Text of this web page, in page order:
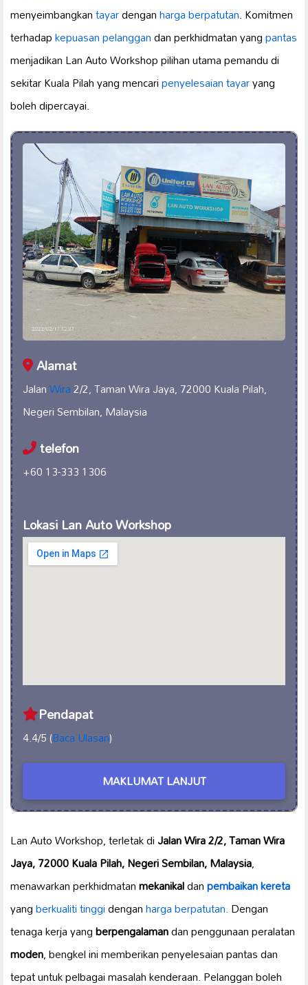
menyeimbangkantayardenganharga berpatutan. Komitmen
terhadapkepuasan pelanggandan perkhidmatan yangpantas
menjadikan Lan Auto Workshop pilihan utama pemandu di
sekitar Kuala Pilah yang mencaripenyelesaian tayaryang
boleh dipercayai.
Alamat
JalanWira2/2, Taman Wira Jaya, 72000 Kuala Pilah,
Negeri Sembilan, Malaysia
telefon
+60 13-333 1306
Lokasi Lan Auto Workshop
Pendapat
4.4/5 (Baca Ulasan)
MAKLUMAT LANJUT
Lan Auto Workshop, terletak diJalan Wira 2/2, Taman Wira
Jaya, 72000 Kuala Pilah, Negeri Sembilan, Malaysia,
menawarkan perkhidmatanmekanikaldanpembaikan kereta
yangberkualiti tinggidenganharga berpatutan.Dengan
tenaga kerja yangberpengalamandan penggunaan peralatan
moden, bengkel ini memberikan penyelesaian pantas dan
tepat untuk pelbagai masalah kenderaan. Pelanggan boleh